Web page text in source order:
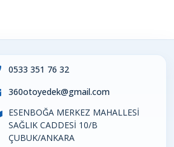
0533 351 76 32
360otoyedek@gmail.com
ESENBOĞA MERKEZ MAHALLESİ
SAĞLIK CADDESİ 10/B
ÇUBUK/ANKARA